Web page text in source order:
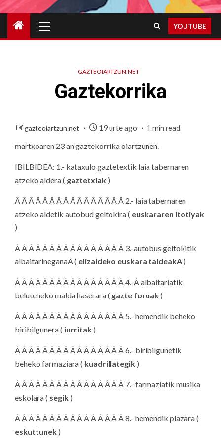
Menu
YOUTUBE
GAZTEOIARTZUN.NET
Gaztekorrika
gazteoiartzun.net 19 urte ago 1 min read
martxoaren 23 an gaztekorrika oiartzunen.
IBILBIDEA: 1.- kataxulo gaztetextik laia tabernaren
atzeko aldera ( gaztetxiak )
Â Â Â Â Â Â Â Â Â Â Â Â Â Â Â Â 2.- laia tabernaren
atzeko aldetik autobud geltokira ( euskararen itotiyak
)
Â Â Â Â Â Â Â Â Â Â Â Â Â Â Â Â 3.-autobus geltokitik
albaitarineganaÂ ( elizaldeko euskara taldeakÂ )
Â Â Â Â Â Â Â Â Â Â Â Â Â Â Â Â 4.-Â albaitariatik
beluteneko malda haserara ( gazte foruak )
Â Â Â Â Â Â Â Â Â Â Â Â Â Â Â Â 5.- hemendik beheko
biribilgunera ( iurritak )
Â Â Â Â Â Â Â Â Â Â Â Â Â Â Â Â 6.- biribilgunetik
beheko farmaziara ( kuadrillategik )
Â Â Â Â Â Â Â Â Â Â Â Â Â Â Â Â 7.- farmaziatik musika
eskolara ( segik )
Â Â Â Â Â Â Â Â Â Â Â Â Â Â Â Â 8.- hemendik plazara (
eskuttunek )